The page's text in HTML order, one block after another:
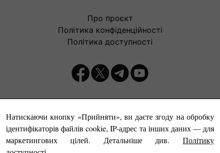
Натискаючи кнопку «Прийняти», ви даєте згоду на обробку
ідентифікаторів файлів cookie, IP-адрес та інших даних — для
маркетингових цілей. Детальніше див.
Політику
Про проєкт
Політика конфіденційності
Політика доступності